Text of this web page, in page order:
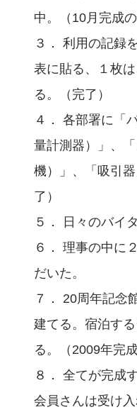
中。（10月完成の
３． 利用の記録
表に貼る、１枚
る。（完了）
４． 各部署に「
量計測器）」、
機）」、「吸引
了）
５． 日々のバイ
６． 理事の中に
だいた。
７． 20周年記念
建てる。宿泊す
る。（2009年完成
８． 全てが完成
会員さんは受け入